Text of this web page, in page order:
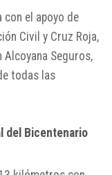
el apoyo de
Civil y Cruz Roja,
Alcoyana Seguros,
todas las
del Bicentenario